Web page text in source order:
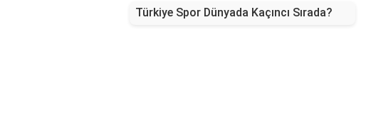
Türkiye Spor Dünyada Kaçıncı Sırada?